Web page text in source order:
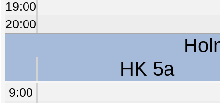
19:00
20:00
HK 5a
9:00